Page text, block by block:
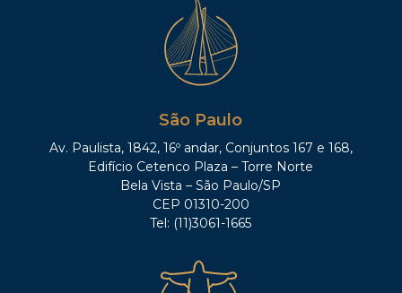
São Paulo
Av. Paulista, 1842, 16º andar, Conjuntos 167 e 168,
Edifício Cetenco Plaza – Torre Norte
Bela Vista – São Paulo/SP
CEP 01310-200
Tel: (11)3061-1665